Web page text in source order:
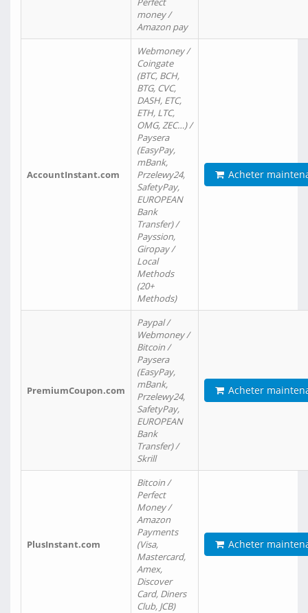
money /
Amazon pay
AccountInstant.com
Webmoney /
Coingate
(BTC, BCH,
BTG, CVC,
DASH, ETC,
ETH, LTC,
OMG, ZEC…) /
Paysera
(EasyPay,
mBank,
Przelewy24,
SafetyPay,
EUROPEAN
Bank
Transfer) /
Payssion,
Giropay /
Local
Methods
(20+
Methods)
Acheter
PremiumCoupon.com
Paypal /
Webmoney /
Bitcoin /
Paysera
(EasyPay,
mBank,
Przelewy24,
SafetyPay,
EUROPEAN
Bank
Transfer) /
Skrill
Acheter
PlusInstant.com
Bitcoin /
Perfect
Money /
Amazon
Payments
(Visa,
Mastercard,
Amex,
Discover
Card, Diners
Club, JCB)
Acheter